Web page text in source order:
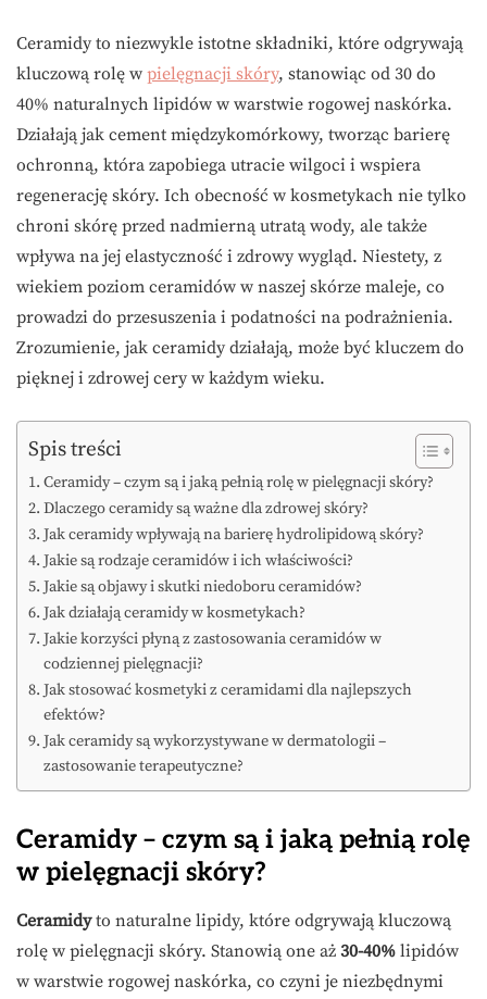
Ceramidy to niezwykle istotne składniki, które odgrywają
kluczową rolę w pielęgnacji skóry, stanowiąc od 30 do
40% naturalnych lipidów w warstwie rogowej naskórka.
Działają jak cement międzykomórkowy, tworząc barierę
ochronną, która zapobiega utracie wilgoci i wspiera
regenerację skóry. Ich obecność w kosmetykach nie tylko
chroni skórę przed nadmierną utratą wody, ale także
wpływa na jej elastyczność i zdrowy wygląd. Niestety, z
wiekiem poziom ceramidów w naszej skórze maleje, co
prowadzi do przesuszenia i podatności na podrażnienia.
Zrozumienie, jak ceramidy działają, może być kluczem do
pięknej i zdrowej cery w każdym wieku.
Spis treści
Ceramidy – czym są i jaką pełnią rolę w pielęgnacji skóry?
Dlaczego ceramidy są ważne dla zdrowej skóry?
Jak ceramidy wpływają na barierę hydrolipidową skóry?
Jakie są rodzaje ceramidów i ich właściwości?
Jakie są objawy i skutki niedoboru ceramidów?
Jak działają ceramidy w kosmetykach?
Jakie korzyści płyną z zastosowania ceramidów w
codziennej pielęgnacji?
Jak stosować kosmetyki z ceramidami dla najlepszych
efektów?
Jak ceramidy są wykorzystywane w dermatologii –
zastosowanie terapeutyczne?
Ceramidy – czym są i jaką pełnią rolę
w pielęgnacji skóry?
Ceramidyto naturalne lipidy, które odgrywają kluczową
rolę w pielęgnacji skóry. Stanowią one aż 30-40% lipidów
w warstwie rogowej naskórka, co czyni je niezbędnymi